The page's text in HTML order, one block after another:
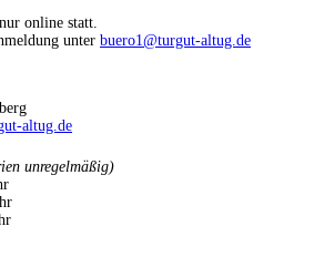
online statt.
unter buero1@turgut-altug.de
altug.de
unregelmäßig)